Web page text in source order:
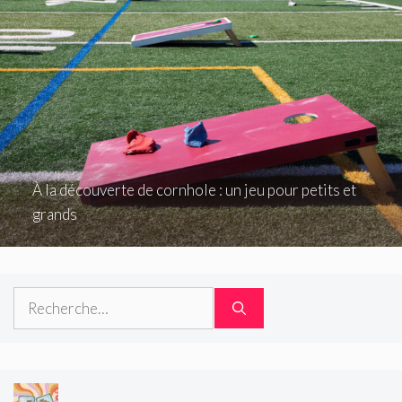
À la découverte de cornhole : un jeu pour petits et
grands
Rechercher :